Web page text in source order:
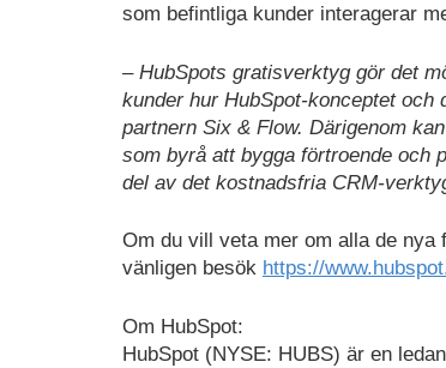
som befintliga kunder interagerar
– HubSpots gratisverktyg gör det
kunder hur HubSpot-konceptet och
partnern Six & Flow. Därigenom
som byrå att bygga förtroende och
del av det kostnadsfria CRM-
Om du vill veta mer om alla de
vänligen besök https://
Om HubSpot:
HubSpot (NYSE: HUBS) är en